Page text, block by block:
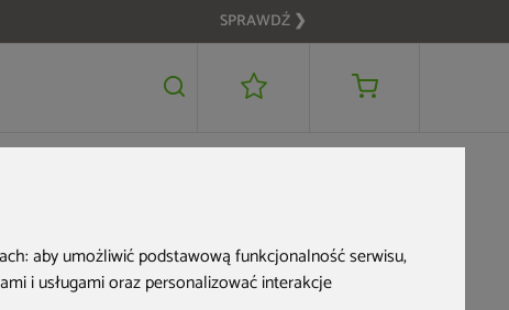
aby umożliwić podstawową funkcjonalność serwisu,
i usługami oraz personalizować interakcje
SPRAWDŹ ❯
249 zł DODAJ DO KOSZYKA
Donica ogrodowa